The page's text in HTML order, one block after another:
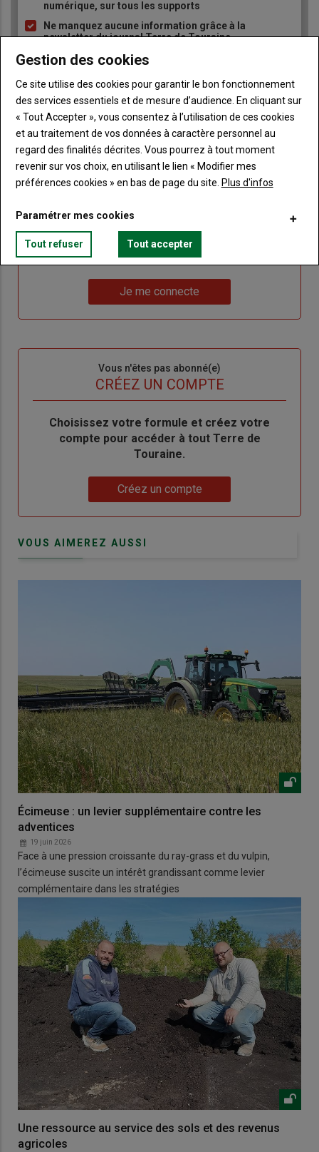
pucenumérique, sur tous les supports
Ne manquez aucune information grâce à la
newsletter du journal Terre de Touraine
titre
TITRE IDENTIFIEZ-VOUS
de votre abonnement
Lien
"Créer
Créer un nouveau compte
Lien
de
Réinitialiser votre mot de passe
me
Je me connecte
Vous n'êtes pas abonné(e)
CRÉEZ UN COMPTE
BodyChoisissez votre formule et créez votre
compte pour accéder à tout Terre de
Touraine.
Créez un compte
VOUS AIMEREZ AUSSI
Écimeuse : un levier supplémentaire contre les
adventices
19 juin 2026
Face à une pression croissante du ray-grass et du vulpin,
l’écimeuse suscite un intérêt grandissant comme levier
complémentaire dans les stratégies
Une ressource au service des sols et des revenus
agricoles
Gestion des cookies
Ce site utilise des cookies pour garantir le bon fonctionnement
des services essentiels et de mesure d’audience. En cliquant sur
« Tout Accepter », vous consentez à l’utilisation de ces cookies
et au traitement de vos données à caractère personnel au
regard des finalités décrites. Vous pourrez à tout moment
revenir sur vos choix, en utilisant le lien « Modifier mes
préférences cookies » en bas de page du site. Plus d'infos
Paramétrer mes cookies
Tout refuser Tout accepter